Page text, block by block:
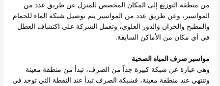
من منطقة التوزيع إلى المكان المخصص للمنزل عن طريق عدد من
المواسير، وعن طريق عدد من المواسير يتم توصيل شبكة الماء للحمام
والمطبخ والخزان والدور العلوي، وتعمل الشركة على اكتشاف العطل
في أي مكان من الأماكن السابقة.
مواسير صرف المياه الصحية
وهي عبارة عن شبكة كبيرة جداً من الصرف، تبدأ من منطقة معينة
وتنتهي عند منطقة معينة، فشبكة الصرف تبدأ عند النقطة التي توجد في